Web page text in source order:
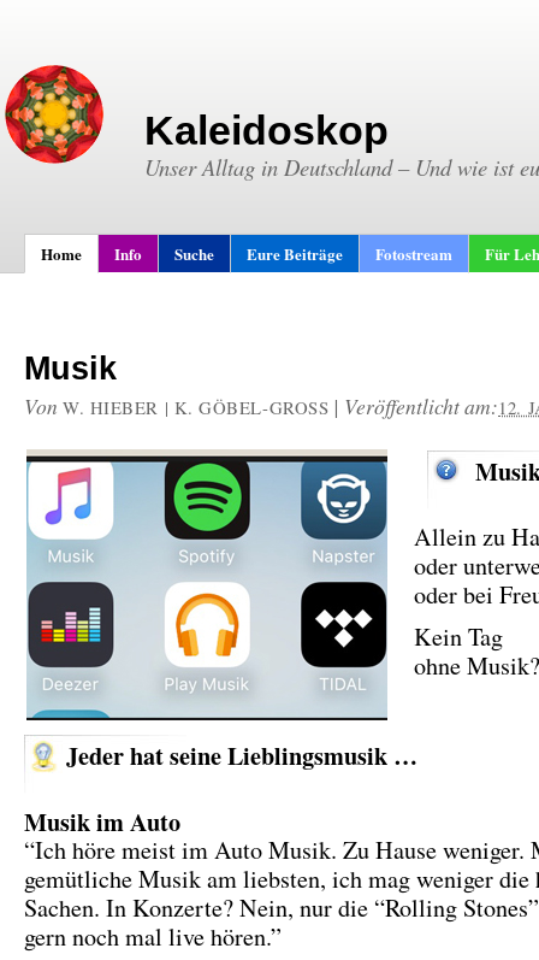
Kaleidoskop
Unser Alltag in Deutschland – Und wie ist
Home Info Suche Eure Beiträge Fotostream Für
Musik
Von W. HIEBER | K. GÖBEL-GROSS | Veröffentlicht am:12.
Allein zu
oder
oder bei
Kein Tag
ohne Musik?
Jeder hat seine Lieblingsmusik …
Musik im Auto
“Ich höre meist im Auto Musik. Zu Hause weniger.
gemütliche Musik am liebsten, ich mag weniger die
Sachen. In Konzerte? Nein, nur die “Rolling
gern noch mal live hören.”